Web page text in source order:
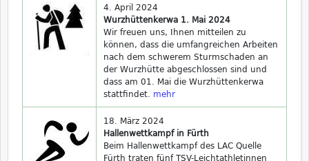
4. April 2024
Wurzhüttenkerwa 1. Mai 2024
Wir freuen uns, Ihnen mitteilen zu
können, dass die umfangreichen Arbeiten
nach dem schwerem Sturmschaden an
der Wurzhütte abgeschlossen sind und
dass am 01. Mai die Wurzhüttenkerwa
stattfindet. mehr
18. März 2024
Hallenwettkampf in Fürth
Beim Hallenwettkampf des LAC Quelle
Fürth traten fünf TSV-Leichtathletinnen